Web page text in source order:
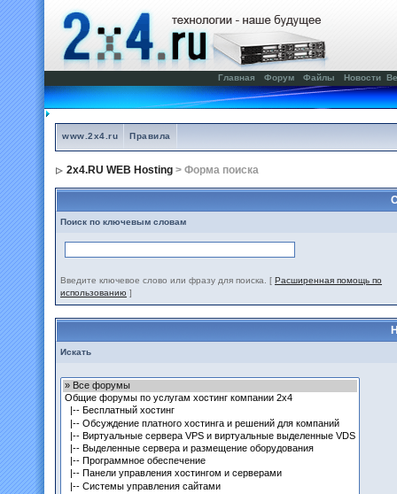
Главная Форум Файлы Новости
www.2x4.ru Правила
2x4.RU WEB Hosting > Форма поиска
Поиск по ключевым словам
Введите ключевое слово или фразу для поиска. [ Расширенная помощь по
использованию ]
Искать